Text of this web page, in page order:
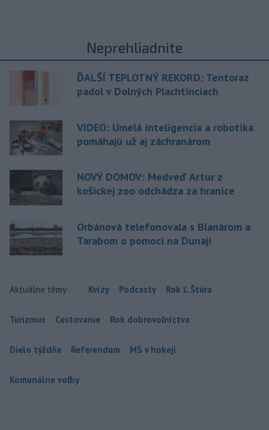
Neprehliadnite
ĎALŠÍ TEPLOTNÝ REKORD: Tentoraz
padol v Dolných Plachtinciach
VIDEO: Umelá inteligencia a robotika
pomáhajú už aj záchranárom
NOVÝ DOMOV: Medveď Artur z
košickej zoo odchádza za hranice
Orbánová telefonovala s Blanárom a
Tarabom o pomoci na Dunaji
Aktuálne témy: Kvízy Podcasty Rok Ľ.Štúra
Turizmus Cestovanie Rok dobrovoľníctva
Dielo týždňa Referendum MS v hokeji
Komunálne voľby